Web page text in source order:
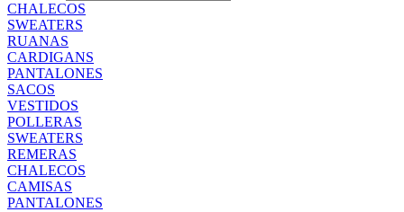
CHALECOS
SWEATERS
RUANAS
CARDIGANS
PANTALONES
SACOS
VESTIDOS
POLLERAS
SWEATERS
REMERAS
CHALECOS
CAMISAS
PANTALONES